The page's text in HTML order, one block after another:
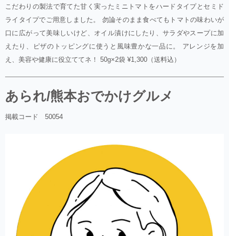
こだわりの製法で育てた甘く実ったミニトマトをハードタイプとセミド
ライタイプでご用意しました。 勿論そのまま食べてもトマトの味わいが
口に広がって美味しいけど、オイル漬けにしたり、サラダやスープに加
えたり、ピザのトッピングに使うと風味豊かな一品に。 アレンジを加
え、美容や健康に役立ててネ！ 50g×2袋 ¥1,300（送料込）
あられ/熊本おでかけグルメ
掲載コード 50054